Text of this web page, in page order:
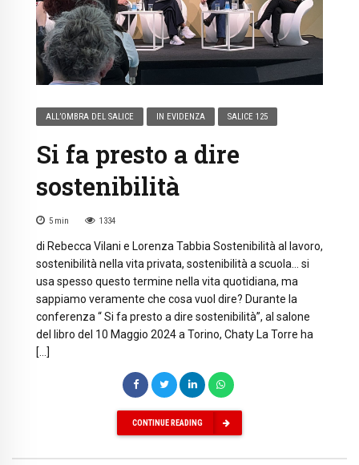
ALL’OMBRA DEL SALICE IN EVIDENZA SALICE 125
Si fa presto a dire
sostenibilità
5 min 1334
di Rebecca Vilani e Lorenza Tabbia Sostenibilità al lavoro,
sostenibilità nella vita privata, sostenibilità a scuola… si
usa spesso questo termine nella vita quotidiana, ma
sappiamo veramente che cosa vuol dire? Durante la
conferenza “ Si fa presto a dire sostenibilità”, al salone
del libro del 10 Maggio 2024 a Torino, Chaty La Torre ha
[…]
CONTINUE READING